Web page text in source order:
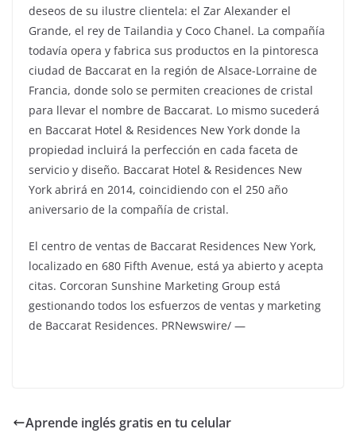
deseos de su ilustre clientela: el Zar Alexander el
Grande, el rey de Tailandia y Coco Chanel. La compañía
todavía opera y fabrica sus productos en la pintoresca
ciudad de Baccarat en la región de Alsace-Lorraine de
Francia, donde solo se permiten creaciones de cristal
para llevar el nombre de Baccarat. Lo mismo sucederá
en Baccarat Hotel & Residences New York donde la
propiedad incluirá la perfección en cada faceta de
servicio y diseño. Baccarat Hotel & Residences New
York abrirá en 2014, coincidiendo con el 250 año
aniversario de la compañía de cristal.
El centro de ventas de Baccarat Residences New York,
localizado en 680 Fifth Avenue, está ya abierto y acepta
citas. Corcoran Sunshine Marketing Group está
gestionando todos los esfuerzos de ventas y marketing
de Baccarat Residences. PRNewswire/ —
Aprende inglés gratis en tu celular